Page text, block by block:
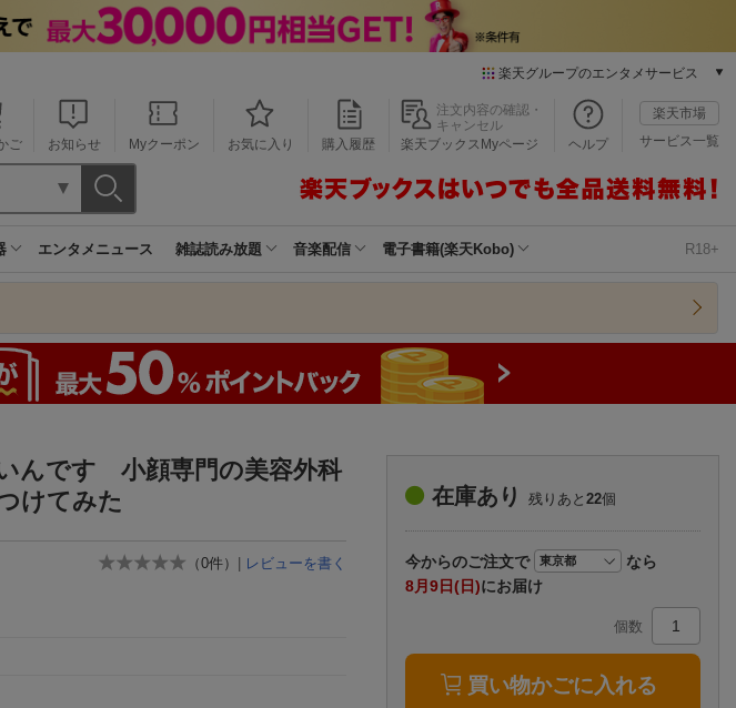
楽天グループのエンタメサービス
本/ゲーム/CD/DVD
楽天ブックス
楽天Kobo
楽天チケット
エンタメニュース
推し楽
ご お知らせ Myクーポン お気に入り 購入履歴
注文内容の確認・
キャンセル
楽天ブックスMyページ
ヘルプ
楽天市場
サービス一覧
エンタメニュース 雑誌読み放題 音楽配信 電子書籍(楽天Kobo) R18+
んです 小顔専門の美容外科
けてみた
（0件） | レビューを書く
在庫あり 残りあと 22個
今からのご注文で
なら
8月9日(日)にお届け
個数
買い物かごに入れる